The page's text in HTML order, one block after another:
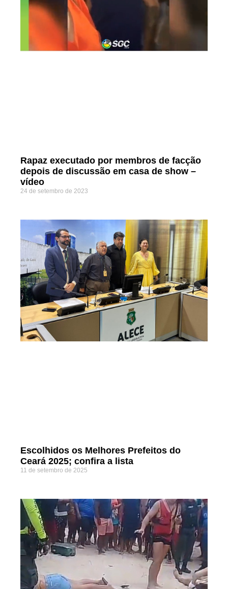
Rapaz executado por membros de facção
depois de discussão em casa de show –
vídeo
24 de setembro de 2023
Escolhidos os Melhores Prefeitos do
Ceará 2025; confira a lista
11 de setembro de 2025